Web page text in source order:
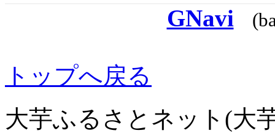
GNavi
トップへ戻る
大芋ふるさとネット(大